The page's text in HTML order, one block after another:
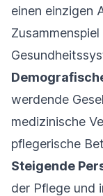
einen einzigen
werdende
medizinische
pflegerische
Steigende
der Pflege und